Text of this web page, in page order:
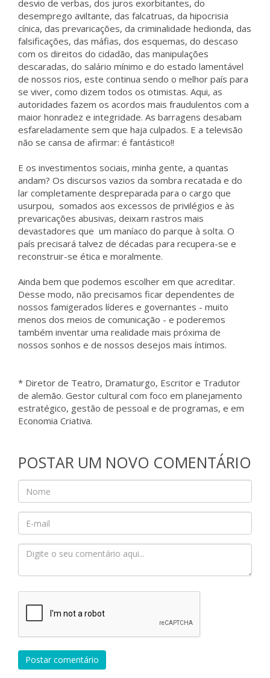
desvio de verbas, dos juros exorbitantes, do
desemprego aviltante, das falcatruas, da hipocrisia
cínica, das prevaricações, da criminalidade hedionda, das
falsificações, das máfias, dos esquemas, do descaso
com os direitos do cidadão, das manipulações
descaradas, do salário mínimo e do estado lamentável
de nossos rios, este continua sendo o melhor país para
se viver, como dizem todos os otimistas. Aqui, as
autoridades fazem os acordos mais fraudulentos com a
maior honradez e integridade. As barragens desabam
esfareladamente sem que haja culpados. E a televisão
não se cansa de afirmar: é fantástico!!
E os investimentos sociais, minha gente, a quantas
andam? Os discursos vazios da sombra recatada e do
lar completamente despreparada para o cargo que
usurpou, somados aos excessos de privilégios e às
prevaricações abusivas, deixam rastros mais
devastadores que um maníaco do parque à solta. O
país precisará talvez de décadas para recupera-se e
reconstruir-se ética e moralmente.
Ainda bem que podemos escolher em que acreditar.
Desse modo, não precisamos ficar dependentes de
nossos famigerados líderes e governantes - muito
menos dos meios de comunicação - e poderemos
também inventar uma realidade mais próxima de
nossos sonhos e de nossos desejos mais íntimos.
* Diretor de Teatro, Dramaturgo, Escritor e Tradutor
de alemão. Gestor cultural com foco em planejamento
estratégico, gestão de pessoal e de programas, e em
Economia Criativa.
POSTAR UM NOVO COMENTÁRIO
Postar comentário